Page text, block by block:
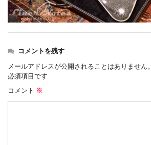
コメントを残す
メールアドレスが公開されることはありません。
必須項目です
コメント ※